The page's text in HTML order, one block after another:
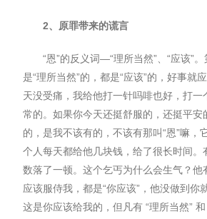
2、原罪带来的谎言
“恩”的反义词—“理所当然” “应该”
是“理所当然”的，都是“应该”的，好事就
天没受痛，我给他打一针吗啡也好，打
常的。如果你今天还挺舒服的，还挺平
的，是我不该有的，不该有那叫“恩”嘛，
个人每天都给他几块钱，给了很⻓时间
数落了一顿。这个乞丐为什么会生气？
应该服侍我，都是“你应该” ，他没做到你
这是你应该给我的，但凡有“理所当然” 和